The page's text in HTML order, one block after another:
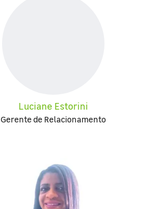
Luciane Estorini
Gerente de Relacionamento